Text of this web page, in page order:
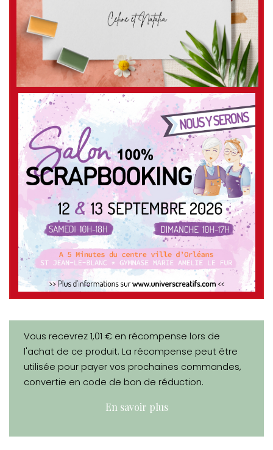
Vous recevrez 1,01 € en récompense lors de
l'achat de ce produit. La récompense peut être
utilisée pour payer vos prochaines commandes,
convertie en code de bon de réduction.
En savoir plus